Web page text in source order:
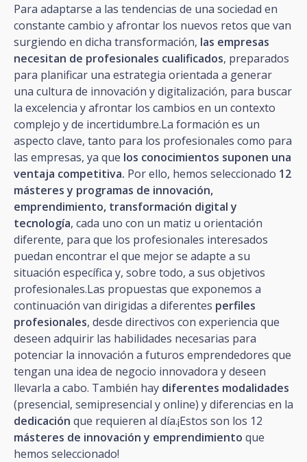
Para adaptarse a las tendencias de una sociedad en
constante cambio y afrontar los nuevos retos que van
surgiendo en dicha transformación, las empresas
necesitan de profesionales cualificados, preparados
para planificar una estrategia orientada a generar
una cultura de innovación y digitalización, para buscar
la excelencia y afrontar los cambios en un contexto
complejo y de incertidumbre.La formación es un
aspecto clave, tanto para los profesionales como para
las empresas, ya que los conocimientos suponen una
ventaja competitiva. Por ello, hemos seleccionado 12
másteres y programas de innovación,
emprendimiento, transformación digital y
tecnología, cada uno con un matiz u orientación
diferente, para que los profesionales interesados
puedan encontrar el que mejor se adapte a su
situación específica y, sobre todo, a sus objetivos
profesionales.Las propuestas que exponemos a
continuación van dirigidas a diferentes perfiles
profesionales, desde directivos con experiencia que
deseen adquirir las habilidades necesarias para
potenciar la innovación a futuros emprendedores que
tengan una idea de negocio innovadora y deseen
llevarla a cabo. También hay diferentes modalidades
(presencial, semipresencial y online) y diferencias en la
dedicación que requieren al día.¡Estos son los 12
másteres de innovación y emprendimiento que
hemos seleccionado!